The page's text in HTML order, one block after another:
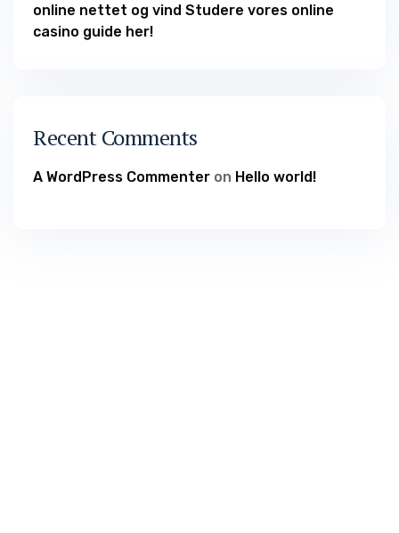
online nettet og vind Studere vores online
casino guide her!
Recent Comments
A WordPress Commenter on Hello world!